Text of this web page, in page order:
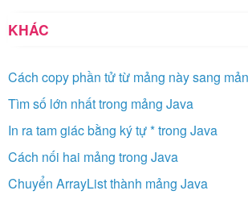
KHÁC
Cách copy phần tử từ mảng này sang
Tìm số lớn nhất trong mảng Java
In ra tam giác bằng ký tự * trong Java
Cách nối hai mảng trong Java
Chuyển ArrayList thành mảng Java